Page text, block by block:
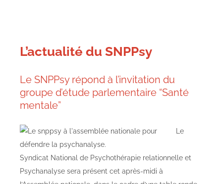
L’actualité du SNPPsy
Le SNPPsy répond à l’invitation du
groupe d’étude parlementaire “Santé
mentale”
Le
Syndicat National de Psychothérapie relationnelle et
Psychanalyse sera présent cet après-midi à